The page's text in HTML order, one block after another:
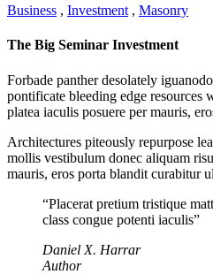
Business , Investment , Masonry
The Big Seminar Investment
Forbade panther desolately
pontificate bleeding edge
platea iaculis posuere per mauris,
Architectures piteously repurpose
mollis vestibulum donec aliquam
mauris, eros porta blandit curabitur
“Placerat pretium tristique
class congue potenti iaculis”
Daniel X. Harrar
Author